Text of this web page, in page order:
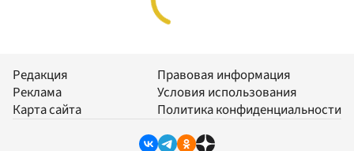
Редакция
Реклама
Карта сайта
Правовая информация
Условия использования
Политика конфиденциальности